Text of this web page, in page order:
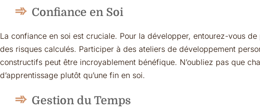
Confiance en Soi
La confiance en soi est cruciale. Pour la développer, entourez-vous
des risques calculés. Participer à des ateliers de développement
constructifs peut être incroyablement bénéfique. N’oubliez pas que
d’apprentissage plutôt qu’une fin en soi.
Gestion du Temps